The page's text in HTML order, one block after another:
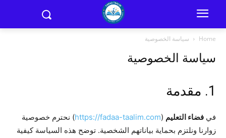
Home سياسة الخصوصية
سياسة الخصوصية
1. مقدمة
في فضاء التعليم (
https://fadaa-taalim.com) نحترم خصوصية
زوارنا ونلتزم بحماية بياناتهم الشخصية. توضح هذه السياسة كيفية